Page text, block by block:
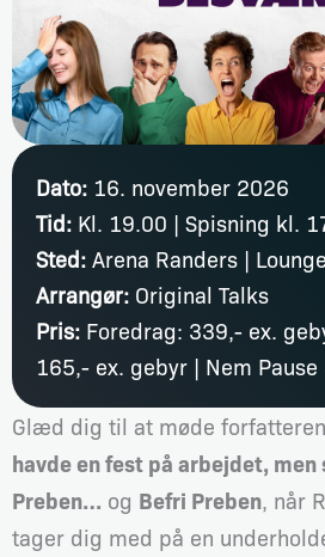
Dato: 16. november 2026
Tid: Kl. 19.00 | Spisning kl.
Sted: Arena Randers |
Arrangør: Original Talks
Pris: Foredrag: 339,- ex.
165,- ex. gebyr | Nem
Glæd dig til at møde
havde en fest på arbejdet, men
Preben… og Befri Preben, når
tager dig med på en